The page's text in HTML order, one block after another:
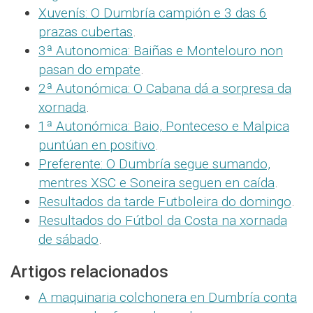
Xuvenís: O Dumbría campión e 3 das 6
prazas cubertas.
3ª Autonomica: Baiñas e Montelouro non
pasan do empate.
2ª Autonómica: O Cabana dá a sorpresa da
xornada.
1ª Autonómica: Baio, Ponteceso e Malpica
puntúan en positivo.
Preferente: O Dumbría segue sumando,
mentres XSC e Soneira seguen en caída.
Resultados da tarde Futboleira do domingo.
Resultados do Fútbol da Costa na xornada
de sábado.
Artigos relacionados
A maquinaria colchonera en Dumbría conta